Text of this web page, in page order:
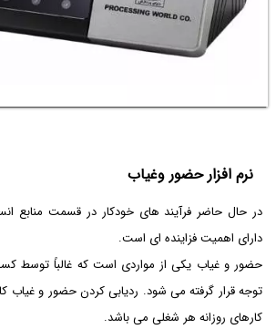
نرم افزار حضور و‌غیاب
در حال حاضر فرآیند های خودکار در قسمت منابع
دارای اهمیت فزاینده ای است.
حضور و غیاب یکی از مواردی است که غالباً توسط
توجه قرار گرفته می شود. ردیابی کردن حضور و غیاب
کارهای روزانه هر شغلی می باشد.